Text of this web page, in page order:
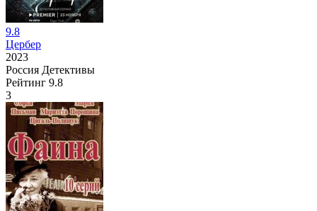
9.8
Цербер
2023
Россия Детективы
Рейтинг 9.8
3